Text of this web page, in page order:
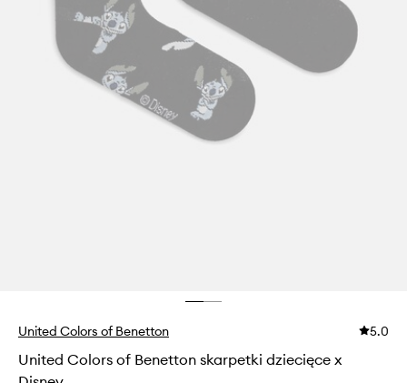
United Colors of Benetton 5.0
United Colors of Benetton skarpetki dziecięce x